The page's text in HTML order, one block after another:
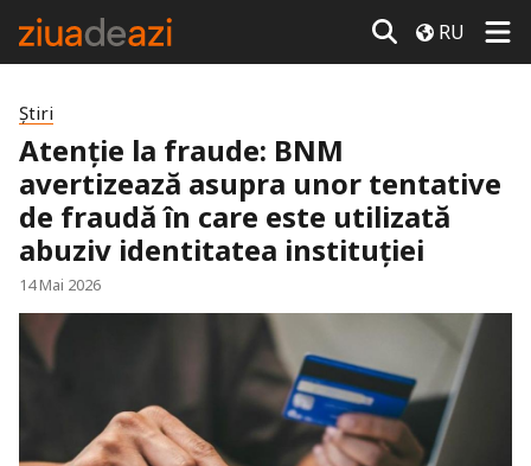
RU
Știri
Atenție la fraude: BNM
avertizează asupra unor tentative
de fraudă în care este utilizată
abuziv identitatea instituției
14 Mai 2026